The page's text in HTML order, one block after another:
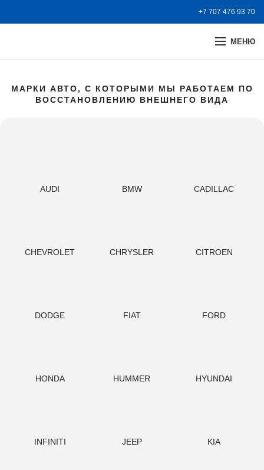
+7 707 476 93 70
МЕНЮ
МАРКИ АВТО, С КОТОРЫМИ МЫ РАБОТАЕМ ПО
ВОССТАНОВЛЕНИЮ ВНЕШНЕГО ВИДА
AUDI BMW CADILLAC
CHEVROLET CHRYSLER CITROEN
DODGE FIAT FORD
HONDA HUMMER HYUNDAI
INFINITI JEEP KIA